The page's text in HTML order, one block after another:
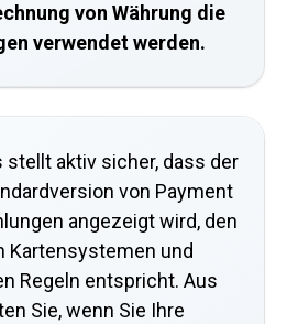
von Währung die
verwendet werden.
stellt aktiv sicher, dass der
von Payment
angezeigt wird, den
Kartensystemen und
Regeln entspricht. Aus
Sie, wenn Sie Ihre